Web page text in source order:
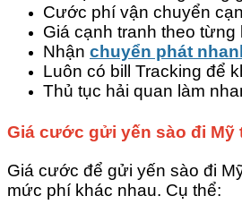
Cước phí vận chuyển
Giá cạnh tranh theo
Nhận chuyển phát
Luôn có bill Tracking để
Thủ tục hải quan làm
Giá cước gửi yến sào đi Mỹ
Giá cước để gửi yến sào đi
mức phí khác nhau. Cụ thể: